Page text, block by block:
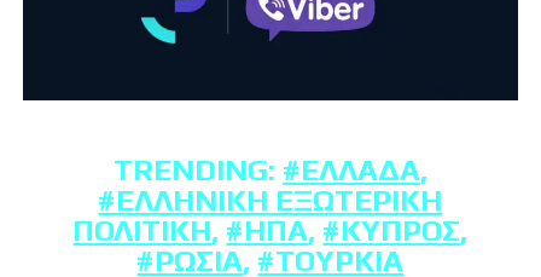
TRENDING: #ΕΛΛΆΔΑ,
#ΕΛΛΗΝΙΚΉ ΕΞΩΤΕΡΙΚΉ
ΠΟΛΙΤΙΚΉ, #ΗΠΑ, #ΚΎΠΡΟΣ,
#ΡΩΣΊΑ, #ΤΟΥΡΚΊΑ